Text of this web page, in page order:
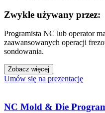
Zwykle używany przez:
Programista NC lub operator
zaawansowanych operacji
sondowania.
Zobacz więcej
Umów się na prezentację
NC Mold & Die